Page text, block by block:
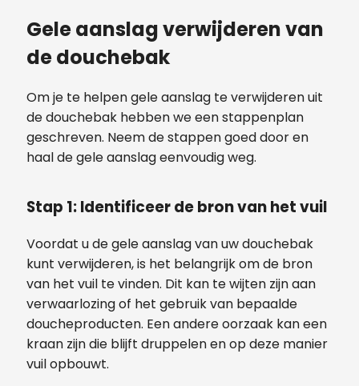
Gele aanslag verwijderen van
de douchebak
Om je te helpen gele aanslag te verwijderen uit
de douchebak hebben we een stappenplan
geschreven. Neem de stappen goed door en
haal de gele aanslag eenvoudig weg.
Stap 1: Identificeer de bron van het vuil
Voordat u de gele aanslag van uw douchebak
kunt verwijderen, is het belangrijk om de bron
van het vuil te vinden. Dit kan te wijten zijn aan
verwaarlozing of het gebruik van bepaalde
doucheproducten. Een andere oorzaak kan een
kraan zijn die blijft druppelen en op deze manier
vuil opbouwt.